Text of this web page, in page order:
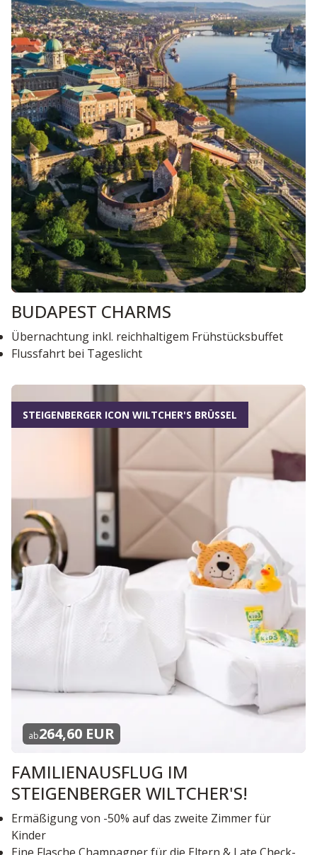
BUDAPEST CHARMS
Übernachtung inkl. reichhaltigem Frühstücksbuffet
Flussfahrt bei Tageslicht
STEIGENBERGER ICON WILTCHER'S BRÜSSEL
ab264,60 EUR
FAMILIENAUSFLUG IM
STEIGENBERGER WILTCHER'S!
Ermäßigung von -50% auf das zweite Zimmer für
Kinder